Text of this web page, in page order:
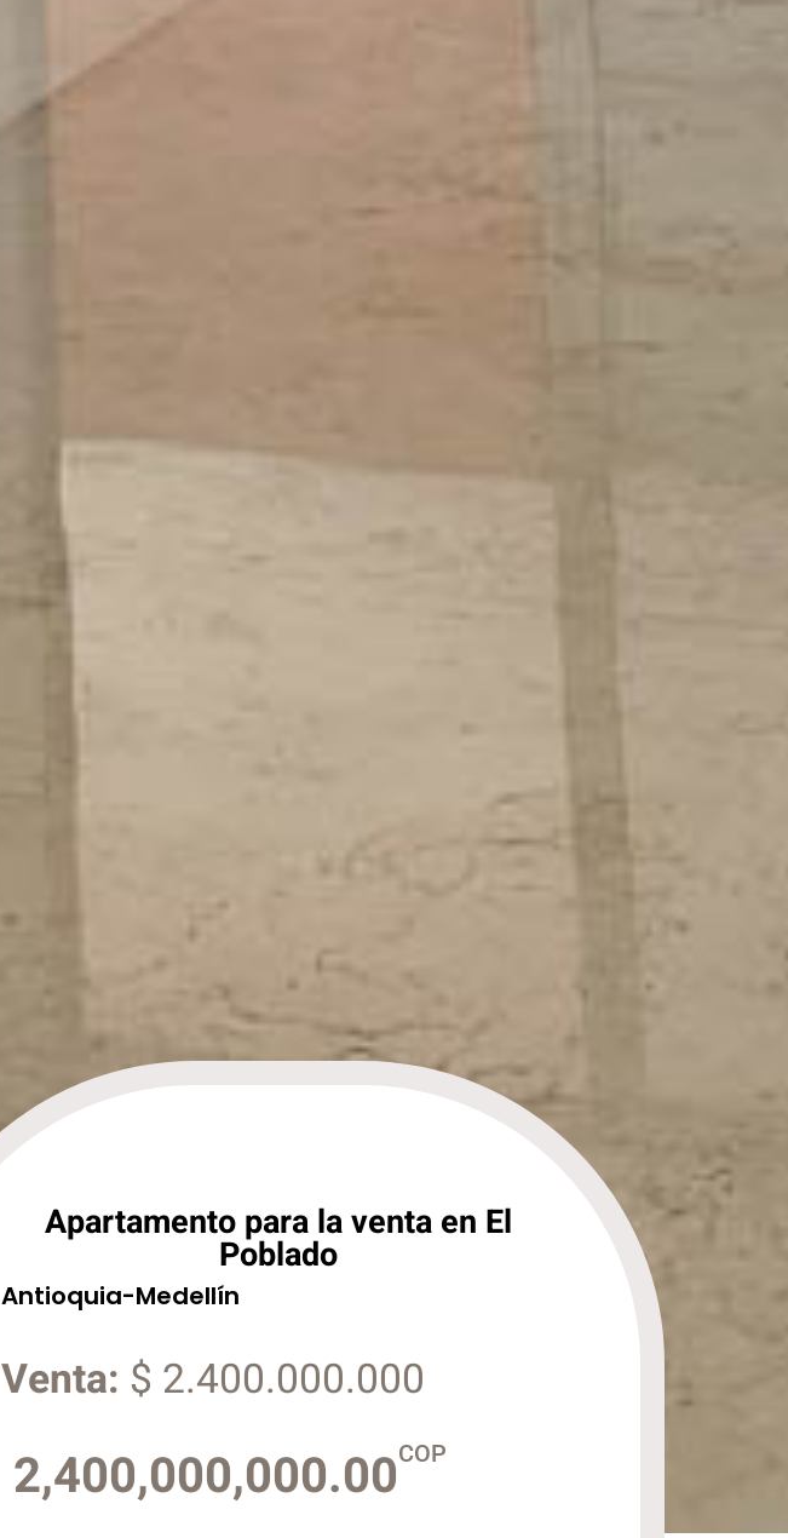
Apartamento para la venta en El
Poblado
Antioquia-Medellín
Venta: $ 2.400.000.000
2,400,000,000.00COP